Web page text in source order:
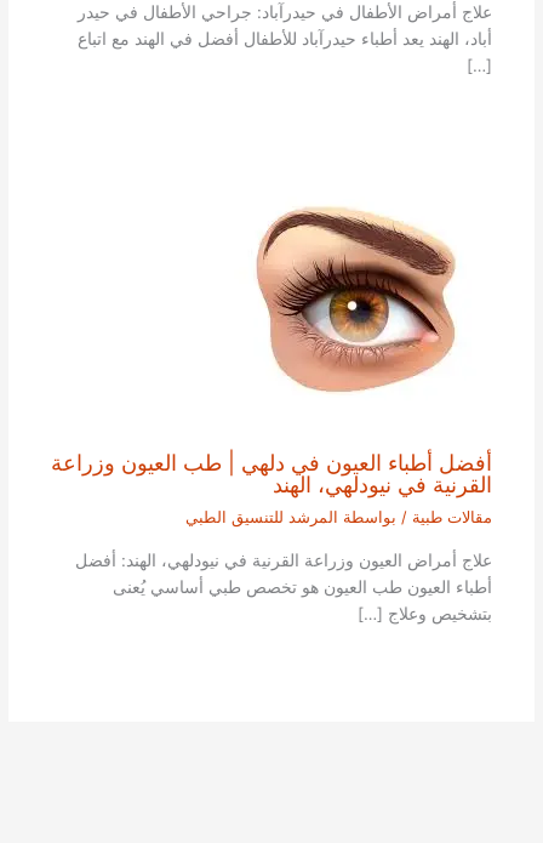
علاج أمراض الأطفال في حيدرآباد: جراحي الأطفال في حيدر
أباد، الهند يعد أطباء حيدرآباد للأطفال أفضل في الهند مع اتباع
[…]
أفضل أطباء العيون في دلهي | طب العيون وزراعة
القرنية في نيودلهي، الهند
مقالات طبية / بواسطة المرشد للتنسيق الطبي
علاج أمراض العيون وزراعة القرنية في نيودلهي، الهند: أفضل
أطباء العيون طب العيون هو تخصص طبي أساسي يُعنى
بتشخيص وعلاج […]